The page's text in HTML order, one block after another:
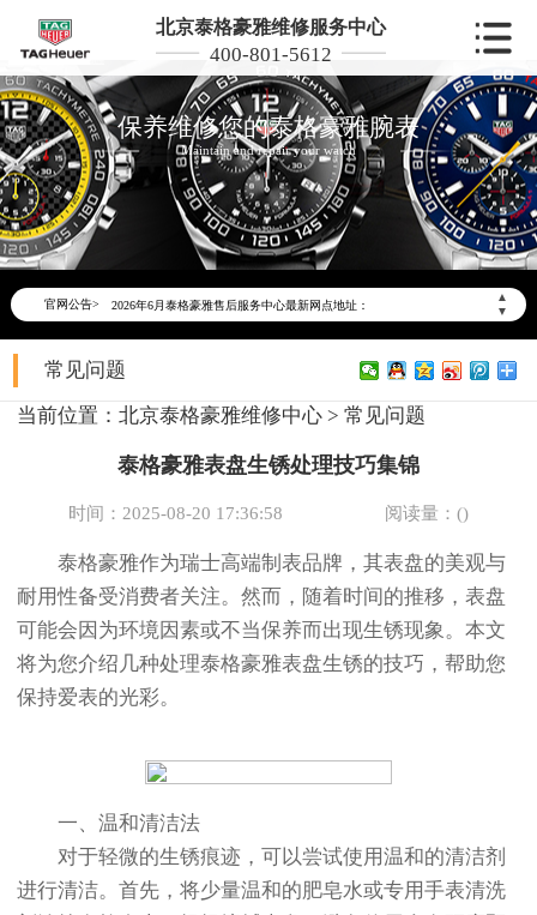
北京泰格豪雅维修服务中心
400-801-5612
保养维修您的泰格豪雅腕表
Maintain and repair your watch
官网公告>
▲
▼
2026年6月泰格豪雅北京市售后服务网络优化升级公告
2026年6月北京市泰格豪雅官方售后客户服务热线：400-801-5612
2026年6月泰格豪雅售后服务中心最新网点地址：
北京市东城区东长安街1号东方广场写字楼W3座6层602室（需提前预约）
北京市朝阳区建国门外大街甲6号华熙国际中心写字楼D座11层1102室（需提前预约）
节假日正常营业！
常见问题
当前位置： 北京泰格豪雅维修中心 > 常见问题
泰格豪雅表盘生锈处理技巧集锦
时间：2025-08-20 17:36:58 阅读量：()
泰格豪雅作为瑞士高端制表品牌，其表盘的美观与
耐用性备受消费者关注。然而，随着时间的推移，表盘
可能会因为环境因素或不当保养而出现生锈现象。本文
将为您介绍几种处理泰格豪雅表盘生锈的技巧，帮助您
保持爱表的光彩。
一、温和清洁法
对于轻微的生锈痕迹，可以尝试使用温和的清洁剂
进行清洁。首先，将少量温和的肥皂水或专用手表清洗